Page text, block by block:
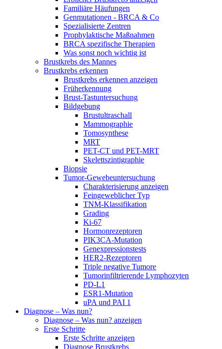
Familiäre Häufungen
Genmutationen - BRCA & Co
Spezialisierte Zentren
Prophylaktische Maßnahmen
BRCA spezifische Therapien
Was sonst noch wichtig ist
Brustkrebs des Mannes
Brustkrebs erkennen
Brustkrebs erkennen anzeigen
Früherkennung
Brust-Tastuntersuchung
Bildgebung
Brustultraschall
Mammographie
Tomosynthese
MRT
PET-CT und PET-MRT
Skelettszintigraphie
Biopsie
Tumor-Gewebeuntersuchung
Charakterisierung anzeigen
Feingeweblicher Typ
TNM-Klassifikation
Grading
Ki-67
Hormonrezeptoren
PIK3CA-Mutation
Genexpressionstests
HER2-Rezeptoren
Triple negative Tumore
Tumorinfiltrierende Lymphozyten
PD-L1
ESR1-Mutation
uPA und PAI 1
Diagnose – Was nun?
Diagnose – Was nun? anzeigen
Erste Schritte
Erste Schritte anzeigen
Diagnose Brustkrebs